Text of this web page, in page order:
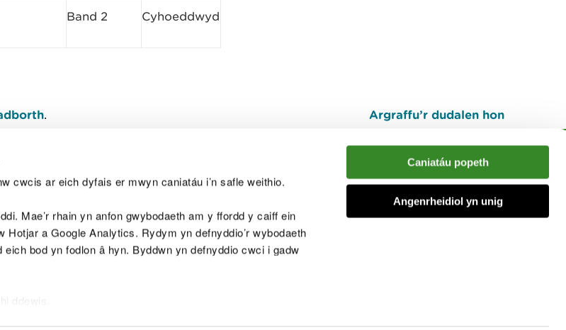
cwcis ar eich dyfais er mwyn caniatáu i’n safle weithio.
Mae’r rhain yn anfon gwybodaeth am y ffordd y caiff ein
Hotjar a Google Analytics. Rydym yn defnyddio’r wybodaeth
bod yn fodlon â hyn. Byddwn yn defnyddio cwci i gadw
Caniatáu popeth
Angenrheidiol yn unig
Band 2 Cyhoeddwyd
. Argraffu’r dudalen hon
I fyny